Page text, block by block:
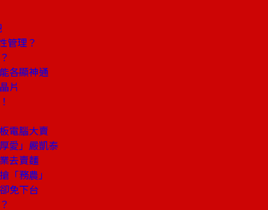
管理？
各顯神通
片
電腦大賣
愛」嚴凱泰
去賣麵
務農」
免下台